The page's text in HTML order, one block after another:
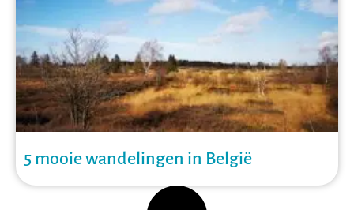
5 mooie wandelingen in België